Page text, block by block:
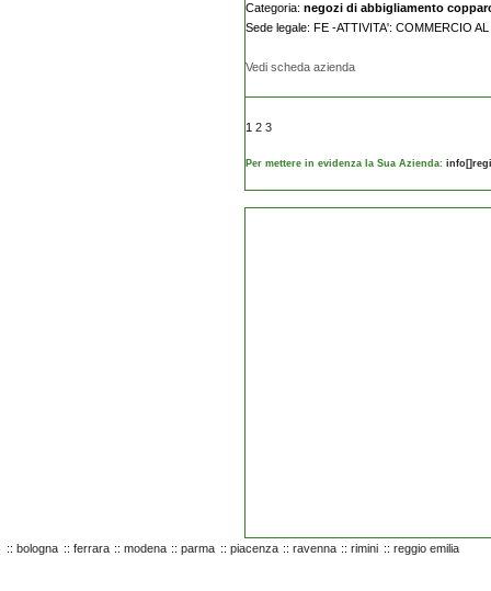
Categoria: negozi di abbigliamento
Sede legale: FE -ATTIVITA': COMMERCIO
Vedi scheda azienda
1 2 3
Per mettere in evidenza la Sua Azienda:
:: bologna :: ferrara :: modena :: parma :: piacenza :: ravenna :: rimini :: reggio emilia